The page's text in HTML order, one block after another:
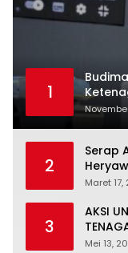
1
Timur,
2
Serap
Maret 17,
3
AKSI
Mei 13,